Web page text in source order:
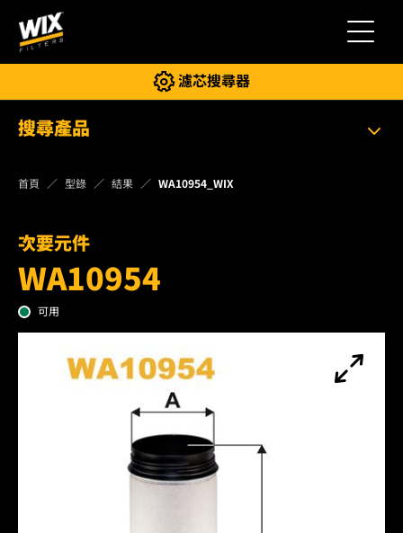
切換導航
濾芯搜尋器
搜尋產品
首頁 型錄 結果 WA10954_WIX
次要元件
WA10954
可用